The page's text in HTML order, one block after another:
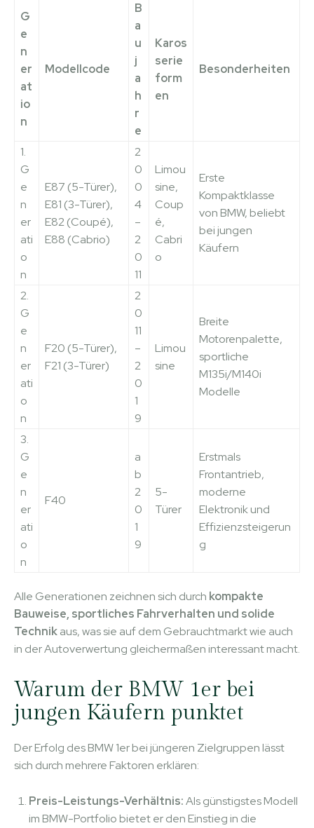
G
e
n
er
at
io
n
Modellcode
B
a
u
j
a
h
r
e
Karos
serie
form
en
Besonderheiten
1.
G
e
n
er
ati
o
n
E87 (5-Türer),
E81 (3-Türer),
E82 (Coupé),
E88 (Cabrio)
2
0
0
4
–
2
0
11
Limou
sine,
Coup
é,
Cabri
o
Erste
Kompaktklasse
von BMW, beliebt
bei jungen
Käufern
2.
G
e
n
er
ati
o
n
F20 (5-Türer),
F21 (3-Türer)
2
0
11
–
2
0
1
9
Limou
sine
Breite
Motorenpalette,
sportliche
M135i/M140i
Modelle
3.
G
e
n
er
ati
o
n
F40
a
b
2
0
1
9
5-
Türer
Erstmals
Frontantrieb,
moderne
Elektronik und
Effizienzsteigerun
g
Alle Generationen zeichnen sich durch kompakte
Bauweise, sportliches Fahrverhalten und solide
Technikaus, was sie auf dem Gebrauchtmarkt wie auch
in der Autoverwertung gleichermaßen interessant macht.
Warum der BMW 1er bei
jungen Käufern punktet
Der Erfolg des BMW 1er bei jüngeren Zielgruppen lässt
sich durch mehrere Faktoren erklären:
Preis-Leistungs-Verhältnis:Als günstigstes Modell
im BMW-Portfolio bietet er den Einstieg in die